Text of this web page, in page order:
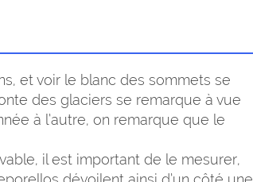
et voir le blanc des sommets se
des glaciers se remarque à vue
à l’autre, on remarque que le
il est important de le mesurer,